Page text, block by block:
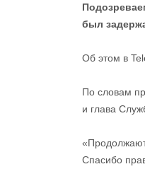
был
Об этом в
По словам
и глава
Спасибо